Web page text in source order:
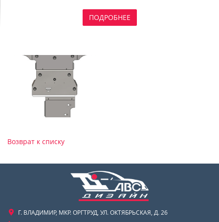
ПОДРОБНЕЕ
Возврат к списку
Г. ВЛАДИМИР, МКР. ОРГТРУД, УЛ. ОКТЯБРЬСКАЯ, Д. 26